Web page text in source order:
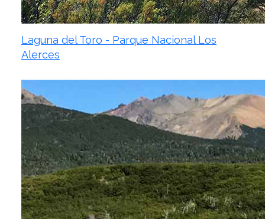
Laguna del Toro - Parque Nacional Los
Alerces